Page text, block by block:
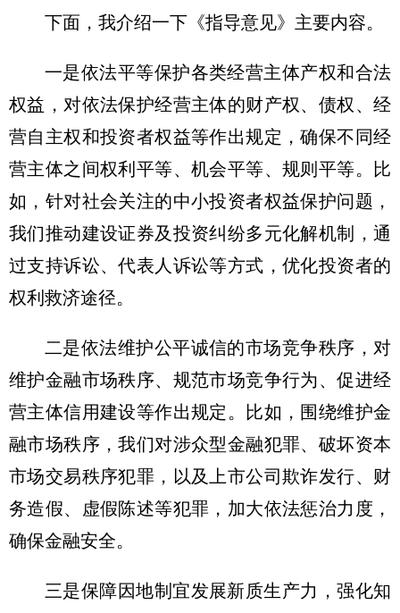
下面，我介绍一下《指导意见》主要内容。
一是依法平等保护各类经营主体产权和合法
权益，对依法保护经营主体的财产权、债权、经
营自主权和投资者权益等作出规定，确保不同经
营主体之间权利平等、机会平等、规则平等。比
如，针对社会关注的中小投资者权益保护问题，
我们推动建设证券及投资纠纷多元化解机制，通
过支持诉讼、代表人诉讼等方式，优化投资者的
权利救济途径。
二是依法维护公平诚信的市场竞争秩序，对
维护金融市场秩序、规范市场竞争行为、促进经
营主体信用建设等作出规定。比如，围绕维护金
融市场秩序，我们对涉众型金融犯罪、破坏资本
市场交易秩序犯罪，以及上市公司欺诈发行、财
务造假、虚假陈述等犯罪，加大依法惩治力度，
确保金融安全。
三是保障因地制宜发展新质生产力，强化知